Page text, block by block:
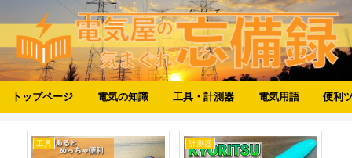
トップページ 電気の知識 工具・計測器 電気用語 便利
工具 計測器